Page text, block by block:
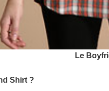
Le
Shirt ?